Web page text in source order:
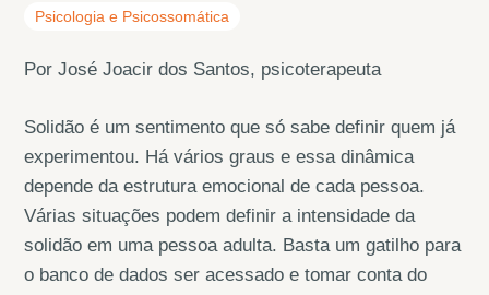
Psicologia e Psicossomática
Por José Joacir dos Santos, psicoterapeuta
Solidão é um sentimento que só sabe definir quem já
experimentou. Há vários graus e essa dinâmica
depende da estrutura emocional de cada pessoa.
Várias situações podem definir a intensidade da
solidão em uma pessoa adulta. Basta um gatilho para
o banco de dados ser acessado e tomar conta do